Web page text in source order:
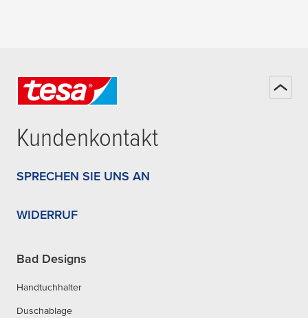
Kundenkontakt
SPRECHEN SIE UNS AN
WIDERRUF
Bad Designs
Handtuchhalter
Duschablage